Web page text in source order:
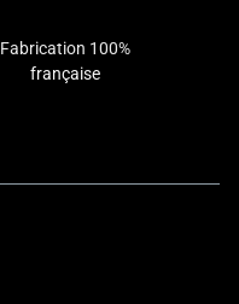
Fabrication 100%
française